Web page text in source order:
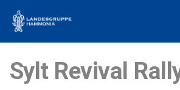
Sylt Revival